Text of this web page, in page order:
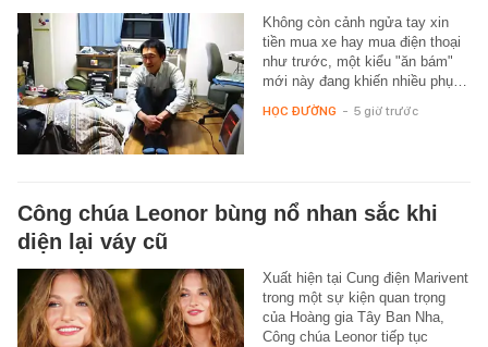
Không còn cảnh ngửa tay xin
tiền mua xe hay mua điện thoại
như trước, một kiểu "ăn bám"
mới này đang khiến nhiều phụ…
HỌC ĐƯỜNG - 5 giờ trước
Công chúa Leonor bùng nổ nhan sắc khi
diện lại váy cũ
Xuất hiện tại Cung điện Marivent
trong một sự kiện quan trọng
của Hoàng gia Tây Ban Nha,
Công chúa Leonor tiếp tục